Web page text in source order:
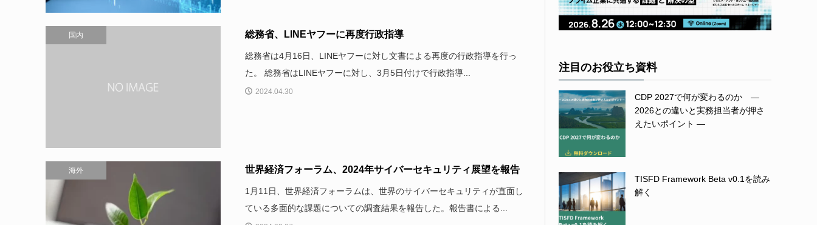
国内 総務省、LINEヤフーに再度行政指導
総務省は4月16日、LINEヤフーに対し文書による再度の行政指導を行っ
た。 総務省はLINEヤフーに対し、3月5日付けで行政指導...
2024.04.30
海外 世界経済フォーラム、2024年サイバーセキュリティ展望を報告
1月11日、世界経済フォーラムは、世界のサイバーセキュリティが直面し
ている多面的な課題についての調査結果を報告した。報告書による...
注目のお役立ち資料
CDP 2027で何が変わるのか ―
2026との違いと実務担当者が押さ
えたいポイント ―
TISFD Framework Beta v0.1を読み
解く